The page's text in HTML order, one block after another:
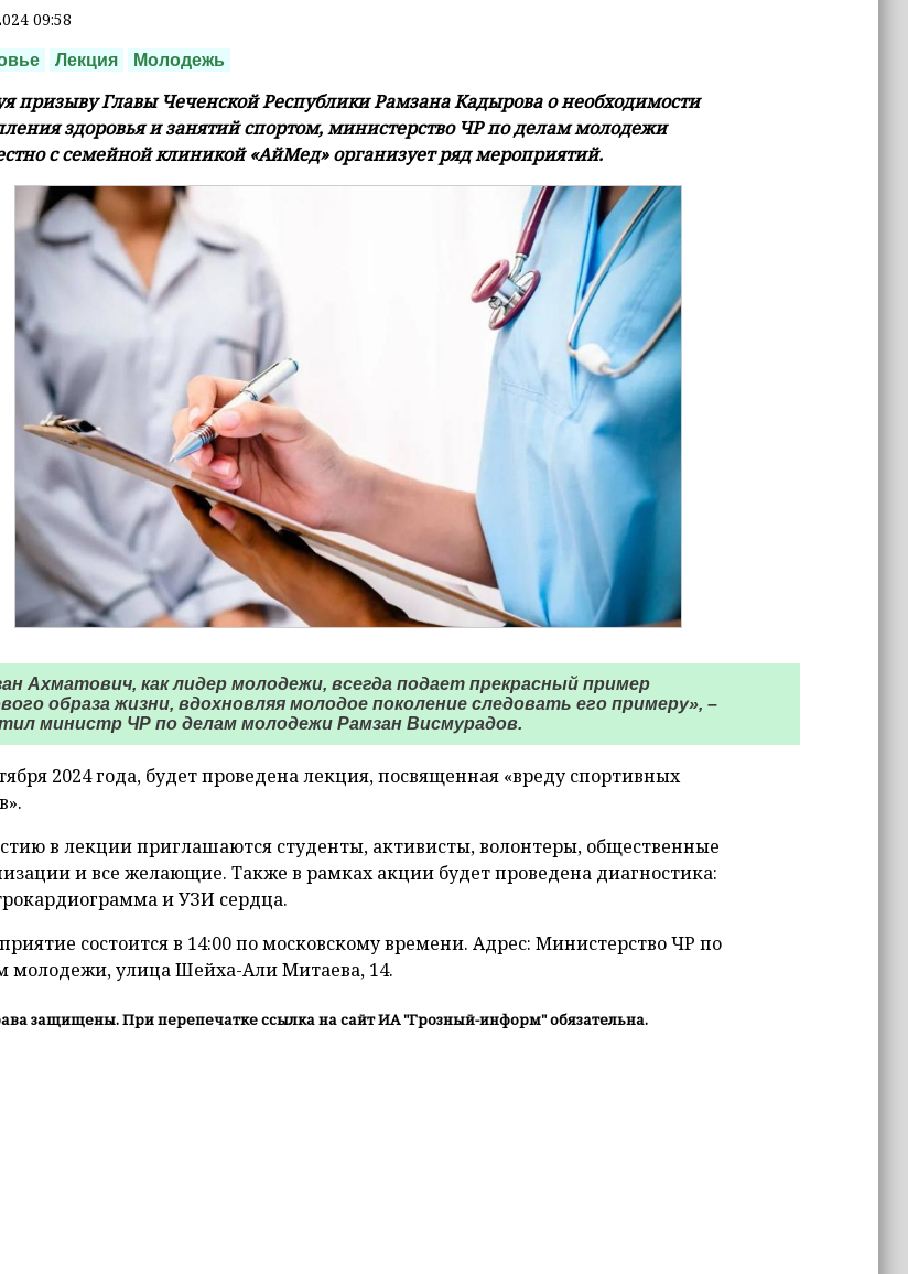
09:58
Лекция Молодежь
призыву Главы Чеченской Республики Рамзана Кадырова о необходимости
здоровья и занятий спортом, министерство ЧР по делам молодежи
с семейной клиникой «АйМед» организует ряд мероприятий.
Ахматович, как лидер молодежи, всегда подает прекрасный пример
образа жизни, вдохновляя молодое поколение следовать его примеру», –
министр ЧР по делам молодежи Рамзан Висмурадов.
2024 года, будет проведена лекция, посвященная «вреду спортивных
в лекции приглашаются студенты, активисты, волонтеры, общественные
и все желающие. Также в рамках акции будет проведена диагностика:
и УЗИ сердца.
состоится в 14:00 по московскому времени. Адрес: Министерство ЧР по
молодежи, улица Шейха-Али Митаева, 14.
защищены. При перепечатке ссылка на сайт ИА "Грозный-информ" обязательна.